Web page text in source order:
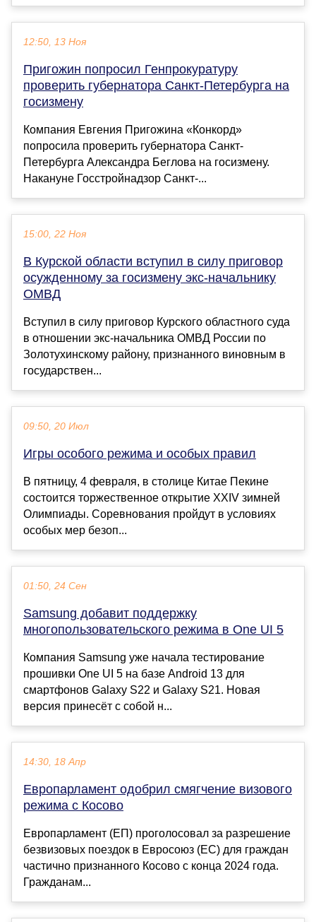
12:50, 13 Ноя
Пригожин попросил Генпрокуратуру
проверить губернатора Санкт-Петербурга на
госизмену
Компания Евгения Пригожина «Конкорд»
попросила проверить губернатора Санкт-
Петербурга Александра Беглова на госизмену.
Накануне Госстройнадзор Санкт-...
15:00, 22 Ноя
В Курской области вступил в силу приговор
осужденному за госизмену экс-начальнику
ОМВД
Вступил в силу приговор Курского областного суда
в отношении экс-начальника ОМВД России по
Золотухинскому району, признанного виновным в
государствен...
09:50, 20 Июл
Игры особого режима и особых правил
В пятницу, 4 февраля, в столице Китае Пекине
состоится торжественное открытие XXIV зимней
Олимпиады. Соревнования пройдут в условиях
особых мер безоп...
01:50, 24 Сен
Samsung добавит поддержку
многопользовательского режима в One UI 5
Компания Samsung уже начала тестирование
прошивки One UI 5 на базе Android 13 для
смартфонов Galaxy S22 и Galaxy S21. Новая
версия принесёт с собой н...
14:30, 18 Апр
Европарламент одобрил смягчение визового
режима с Косово
Европарламент (ЕП) проголосовал за разрешение
безвизовых поездок в Евросоюз (ЕС) для граждан
частично признанного Косово с конца 2024 года.
Гражданам...